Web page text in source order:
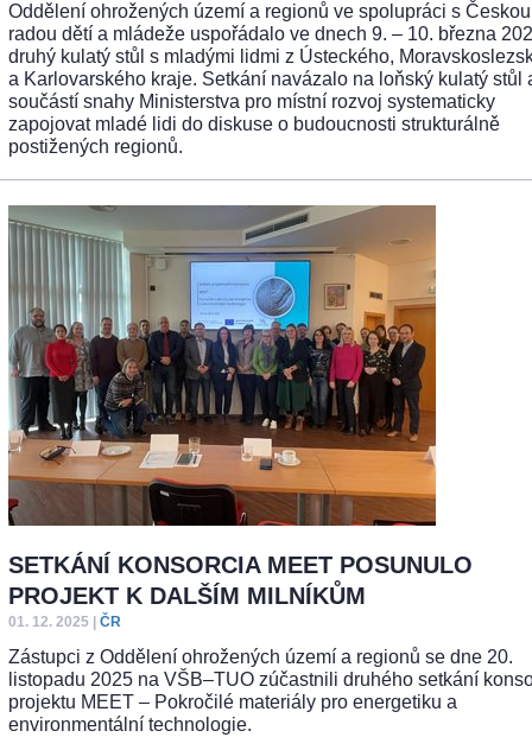
Oddělení ohrožených území a regionů ve spolupráci s Českou
radou dětí a mládeže uspořádalo ve dnech 9. – 10. března
druhý kulatý stůl s mladými lidmi z Ústeckého,
a Karlovarského kraje. Setkání navázalo na loňský kulatý stůl
součástí snahy Ministerstva pro místní rozvoj systematicky
zapojovat mladé lidi do diskuse o budoucnosti strukturálně
postižených regionů.
SETKÁNÍ KONSORCIA MEET POSUNULO
PROJEKT K DALŠÍM MILNÍKŮM
01. 12. 2025 ČR
Zástupci z Oddělení ohrožených území a regionů se dne 20.
listopadu 2025 na VŠB–TUO zúčastnili druhého setkání
projektu MEET – Pokročilé materiály pro energetiku a
environmentální technologie.